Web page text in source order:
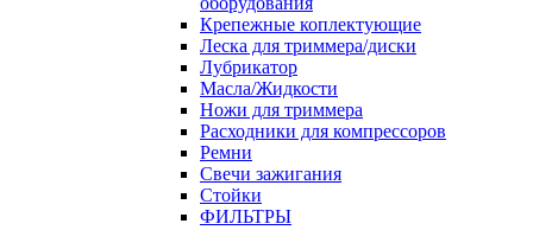
Крепежные коплектующие
Леска для триммера/диски
Лубрикатор
Масла/Жидкости
Ножи для триммера
Расходники для компрессоров
Ремни
Свечи зажигания
Стойки
ФИЛЬТРЫ